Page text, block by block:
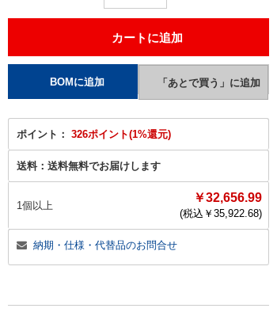
ポイント： 326ポイント(1%還元)
送料： 送料無料でお届けします
1個以上
￥32,656.99
(税込￥ 35,922.68)
納期・仕様・代替品のお問合せ